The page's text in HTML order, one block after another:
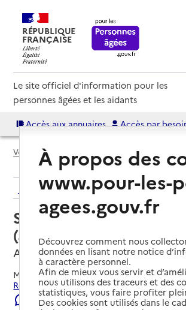
RÉPUBLIQUE
FRANÇAISE
Le site officiel d'information pour les
personnes âgées et les aidants
Accès aux annuaires Accès par
Voir le fil d’Ariane
Retour aux résultats de l'annuaire
Service autonomie à
(aide) – Centre services
Agen, LOT-ET-GARONNE
Mis à jour le08/08/2026
Rechercher les établissements et
Signaler une erreur
À propos des
www.pour-les-
agees.gouv.fr
Découvrez comment nous
données en lisant notre notice
à caractère personnel.
Afin de mieux vous servir et
nous utilisons des traceurs et des
statistiques, vous faire profiter
Des cookies sont utilisés dans le